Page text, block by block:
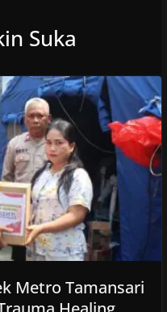
Suka
Metro Tamansari